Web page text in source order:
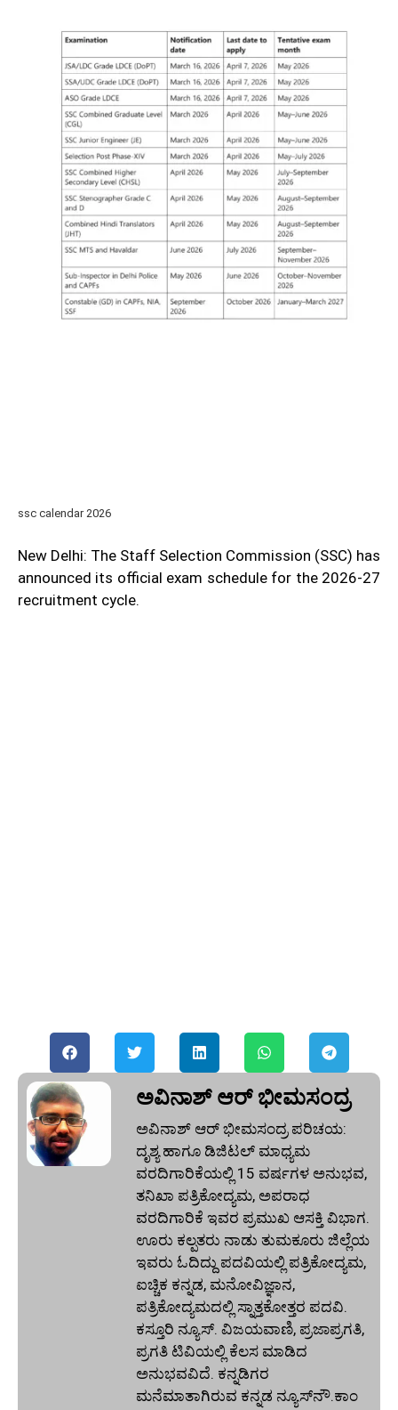
ssc calendar 2026
New Delhi: The Staff Selection Commission (SSC) has
announced its official exam schedule for the 2026-27
recruitment cycle.
ಅವಿನಾಶ್‌ ಆರ್‌ ಭೀಮಸಂದ್ರ
ಅವಿನಾಶ್‌ ಆರ್‌ ಭೀಮಸಂದ್ರ ಪರಿಚಯ:
ದೃಶ್ಯ ಹಾಗೂ ಡಿಜಿಟಲ್ ಮಾಧ್ಯಮ
ವರದಿಗಾರಿಕೆಯಲ್ಲಿ 15 ವರ್ಷಗಳ ಅನುಭವ,
ತನಿಖಾ ಪತ್ರಿಕೋದ್ಯಮ, ಅಪರಾಧ
ವರದಿಗಾರಿಕೆ ಇವರ ಪ್ರಮುಖ ಆಸಕ್ತಿ ವಿಭಾಗ.
ಊರು ಕಲ್ಪತರು ನಾಡು ತುಮಕೂರು ಜಿಲ್ಲೆಯ
ಇವರು ಓದಿದ್ದು ಪದವಿಯಲ್ಲಿ ಪತ್ರಿಕೋದ್ಯಮ,
ಐಚ್ಚಿಕ ಕನ್ನಡ, ಮನೋವಿಜ್ಞಾನ,
ಪತ್ರಿಕೋದ್ಯಮದಲ್ಲಿ ಸ್ನಾತ್ತಕೋತ್ತರ ಪದವಿ.
ಕಸ್ತೂರಿ ನ್ಯೂಸ್‌. ವಿಜಯವಾಣಿ, ಪ್ರಜಾಪ್ರಗತಿ,
ಪ್ರಗತಿ ಟಿವಿಯಲ್ಲಿ ಕೆಲಸ ಮಾಡಿದ
ಅನುಭವವಿದೆ. ಕನ್ನಡಿಗರ
ಮನೆಮಾತಾಗಿರುವ ಕನ್ನಡ ನ್ಯೂಸ್‌ನೌ.ಕಾಂ